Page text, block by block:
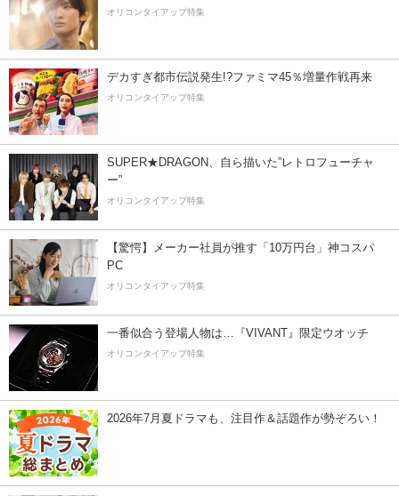
オリコンタイアップ特集
デカすぎ都市伝説発生!?ファミマ45％増量作戦再来
オリコンタイアップ特集
SUPER★DRAGON、自ら描いた”レトロフューチャ
ー”
オリコンタイアップ特集
【驚愕】メーカー社員が推す「10万円台」神コスパ
PC
オリコンタイアップ特集
一番似合う登場人物は…『VIVANT』限定ウオッチ
オリコンタイアップ特集
2026年7月夏ドラマも、注目作＆話題作が勢ぞろい！